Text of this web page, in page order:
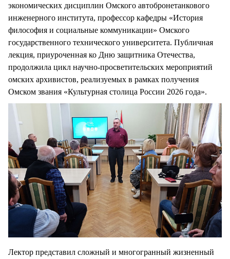
экономических дисциплин Омского автобронетанкового
инженерного института, профессор кафедры «История
философия и социальные коммуникации» Омского
государственного технического университета. Публичная
лекция, приуроченная ко Дню защитника Отечества,
продолжила цикл научно-просветительских мероприятий
омских архивистов, реализуемых в рамках получения
Омском звания «Культурная столица России 2026 года».
Лектор представил сложный и многогранный жизненный